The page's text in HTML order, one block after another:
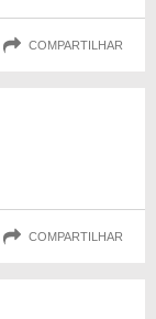
COMPARTILHAR
COMPARTILHAR